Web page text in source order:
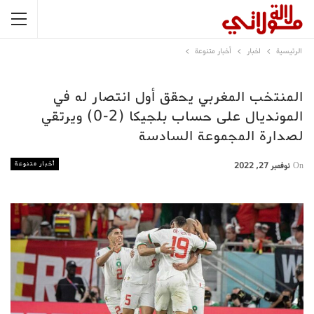
الرئيسية اخبار أخبار متنوعة
المنتخب المغربي يحقق أول انتصار له في
المونديال على حساب بلجيكا (2-0) ويرتقي
لصدارة المجموعة السادسة
أخبار متنوعة On نوفمبر 27, 2022